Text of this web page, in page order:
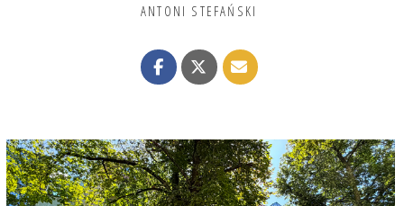
ANTONI STEFAŃSKI